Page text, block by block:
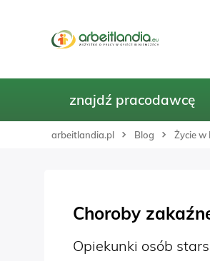
znajdź pracodawcę
arbeitlandia.pl Blog Życie w
Choroby
Opiekunki osób